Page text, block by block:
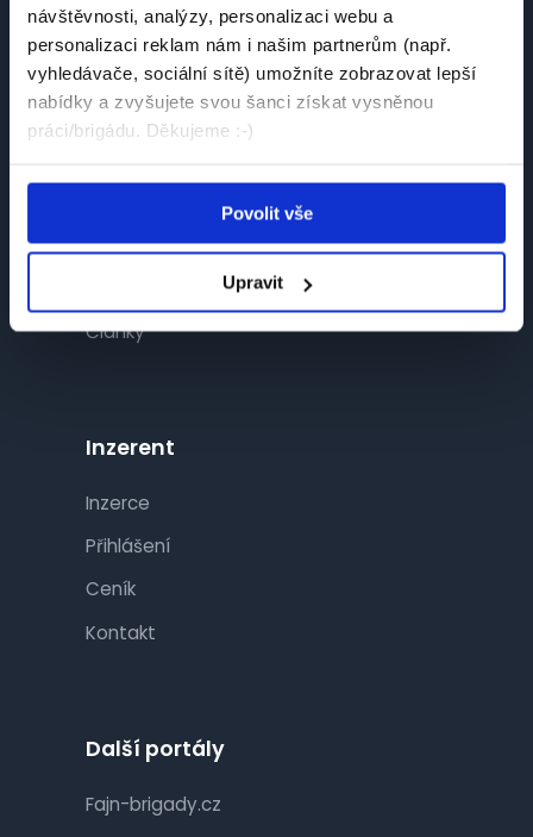
návštěvnosti, analýzy, personalizaci webu a
personalizaci reklam nám i našim partnerům (např.
vyhledávače, sociální sítě) umožníte zobrazovat lepší
nabídky a zvyšujete svou šanci získat vysněnou
práci/brigádu. Děkujeme :-)
Povolit vše
Upravit
Návštěvník
Najít brigádu
Články
Inzerent
Inzerce
Přihlášení
Ceník
Kontakt
Další portály
Fajn-brigady.cz